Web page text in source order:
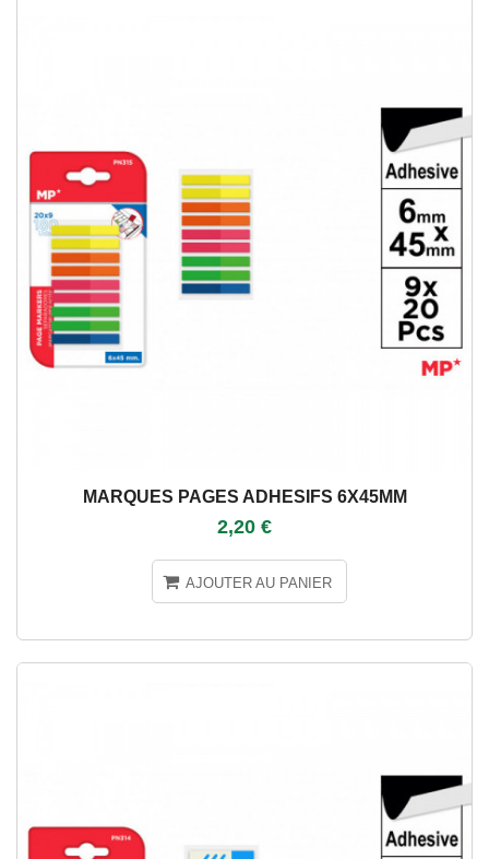
MARQUES PAGES ADHESIFS 6X45MM
2,20 €
AJOUTER AU PANIER